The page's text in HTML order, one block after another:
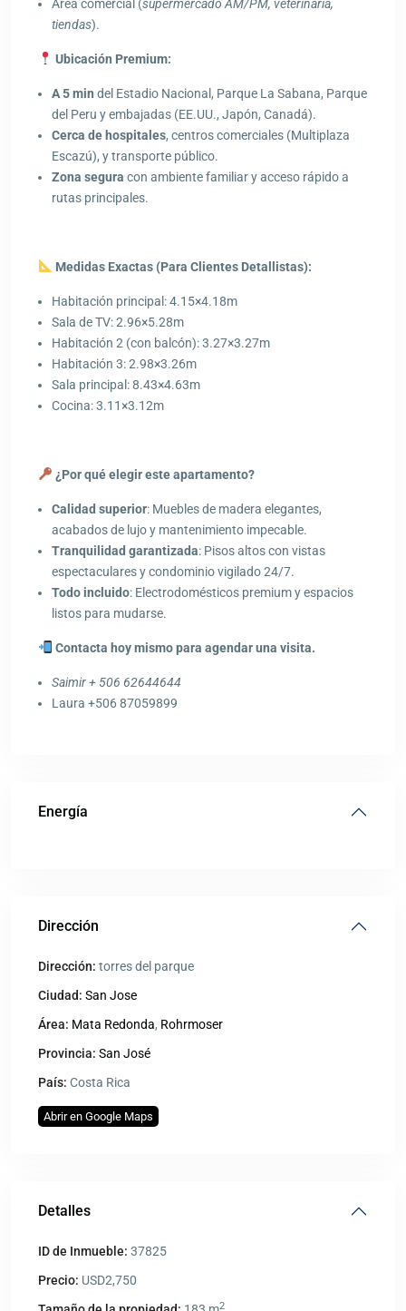
Área comercial (supermercado AM/PM, veterinaria,
tiendas).
Ubicación Premium:
A 5 min del Estadio Nacional, Parque La Sabana, Parque
del Peru y embajadas (EE.UU., Japón, Canadá).
Cerca de hospitales, centros comerciales (Multiplaza
Escazú), y transporte público.
Zona segura con ambiente familiar y acceso rápido a
rutas principales.
Medidas Exactas (Para Clientes Detallistas):
Habitación principal: 4.15×4.18m
Sala de TV: 2.96×5.28m
Habitación 2 (con balcón): 3.27×3.27m
Habitación 3: 2.98×3.26m
Sala principal: 8.43×4.63m
Cocina: 3.11×3.12m
¿Por qué elegir este apartamento?
Calidad superior: Muebles de madera elegantes,
acabados de lujo y mantenimiento impecable.
Tranquilidad garantizada: Pisos altos con vistas
espectaculares y condominio vigilado 24/7.
Todo incluido: Electrodomésticos premium y espacios
listos para mudarse.
Contacta hoy mismo para agendar una visita.
Saimir + 506 62644644
Laura +506 87059899
Energía
Dirección
Dirección: torres del parque
Ciudad: San Jose
Área: Mata Redonda, Rohrmoser
Provincia: San José
País: Costa Rica
Abrir en Google Maps
Detalles
ID de Inmueble: 37825
Precio: USD2,750
2